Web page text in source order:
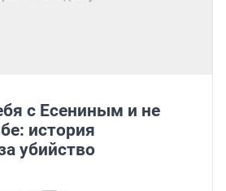
с Есениным и не
история
убийство